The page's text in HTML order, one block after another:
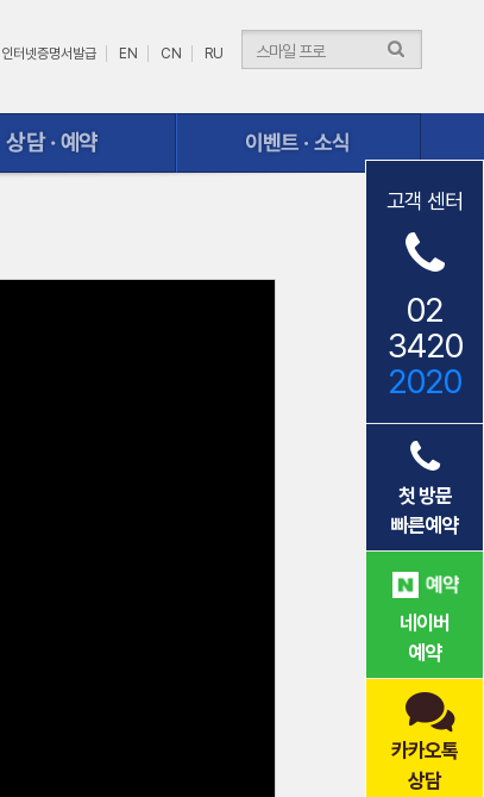
이벤트ㆍ소식
고객 센터
02
3420
2020
첫 방문
빠른예약
네이버
예약
카카오톡
상담
인터넷증명서발급 EN CN RU